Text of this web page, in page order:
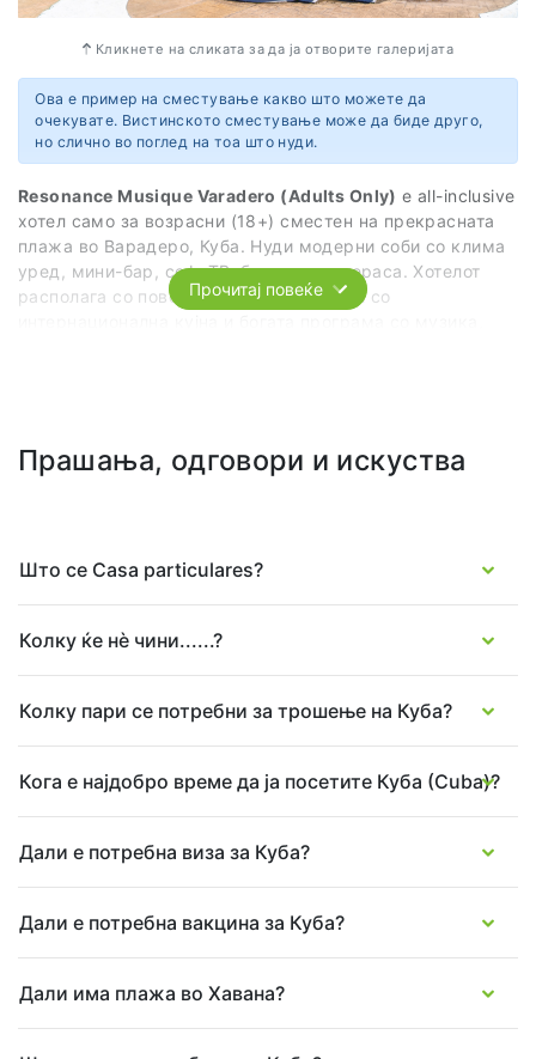
Кликнете на сликата за да ја отворите галеријата
Ова е пример на сместување какво што можете да
очекувате. Вистинското сместување може да биде друго,
но слично во поглед на тоа што нуди.
Resonance Musique Varadero (Adults Only) е all-inclusive
хотел само за возрасни (18+) сместен на прекрасната
плажа во Варадеро, Куба. Нуди модерни соби со клима
уред, мини-бар, сеф, ТВ, балкон или тераса. Хотелот
располага со повеќе базени, ресторани со
Varadero
Прочитај повеќе
Прашања, одговори и искуства
Што се Casa particulares?
Колку ќе нѐ чини......?
Колку пари се потребни за трошење на Куба?
Кога е најдобро време да ја посетите Куба (Cuba)?
Дали е потребна виза за Куба?
Дали е потребна вакцина за Куба?
Дали има плажа во Хавана?